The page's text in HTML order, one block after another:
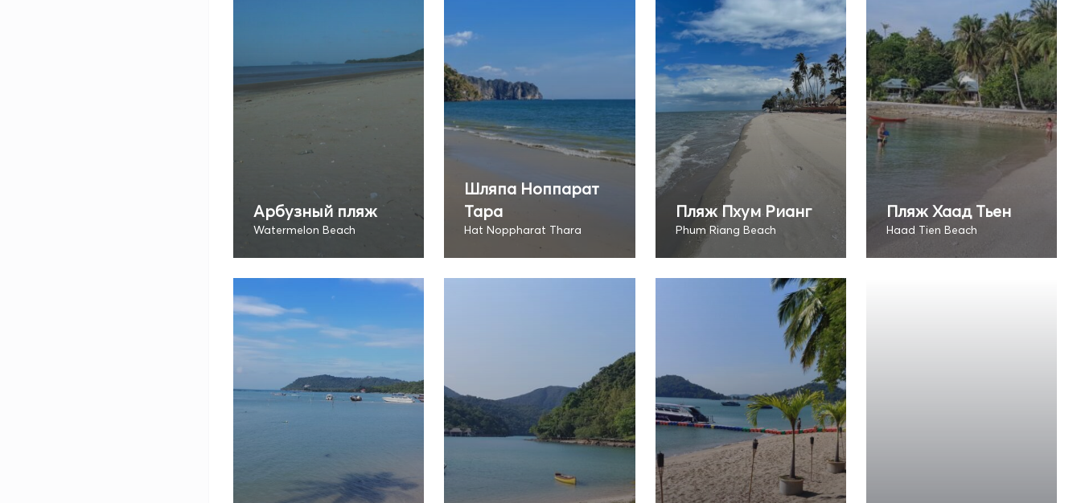
Арбузный пляж
Watermelon Beach
Шляпа Ноппарат
Тара
Hat Noppharat Thara
Пляж Пхум Рианг
Phum Riang Beach
Пляж Хаад Тьен
Haad Tien Beach